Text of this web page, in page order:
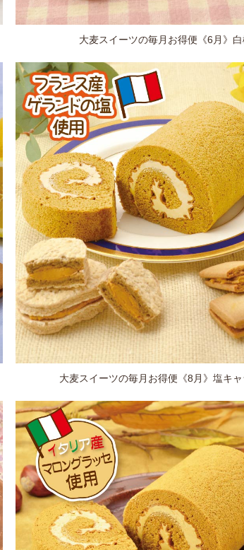
大麦スイーツの毎月お得便《6月》
大麦スイーツの毎月お得便《8月》塩キ